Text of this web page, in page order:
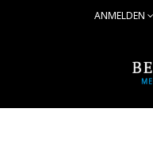
ANMELDEN